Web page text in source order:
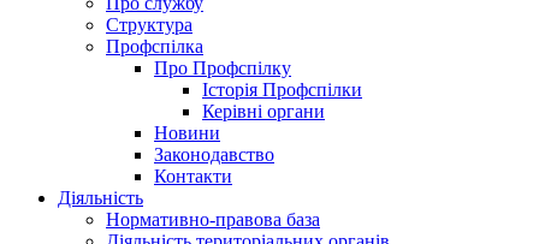
Структура
Профспілка
Про Профспілку
Історія Профспілки
Керівні органи
Новини
Законодавство
Контакти
Діяльність
Нормативно-правова база